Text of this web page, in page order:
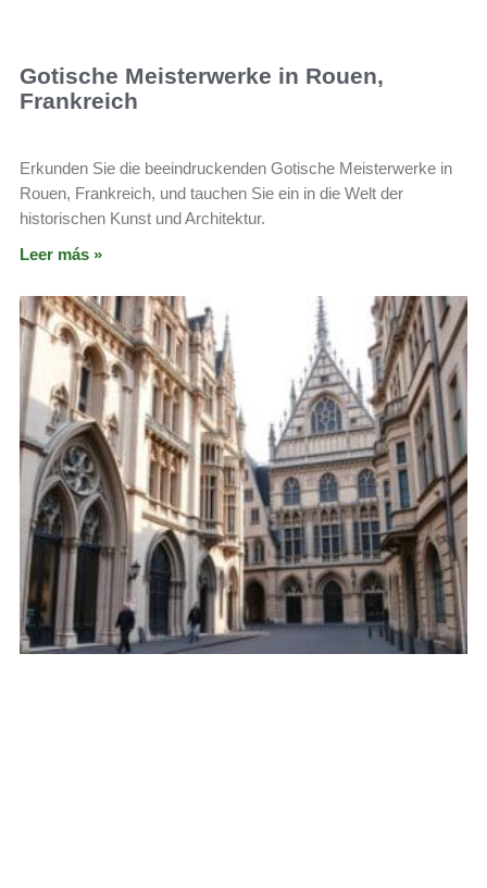
Gotische Meisterwerke in Rouen,
Frankreich
Erkunden Sie die beeindruckenden Gotische Meisterwerke in
Rouen, Frankreich, und tauchen Sie ein in die Welt der
historischen Kunst und Architektur.
Leer más »